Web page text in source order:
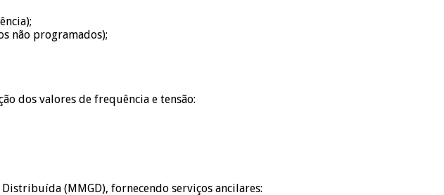
não programados);
dos valores de frequência e tensão:
(MMGD), fornecendo serviços ancilares: